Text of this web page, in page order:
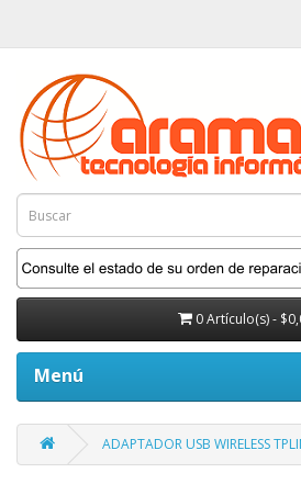
0 Artículo(s) -
Menú
ADAPTADOR USB WIRELESS